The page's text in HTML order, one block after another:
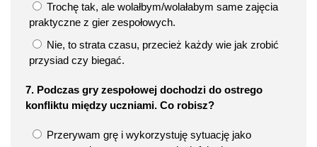
Trochę tak, ale wolałbym/wolałabym same zajęcia
praktyczne z gier zespołowych.
Nie, to strata czasu, przecież każdy wie jak zrobić
przysiad czy biegać.
7. Podczas gry zespołowej dochodzi do ostrego
konfliktu między uczniami. Co robisz?
Przerywam grę i wykorzystuję sytuację jako